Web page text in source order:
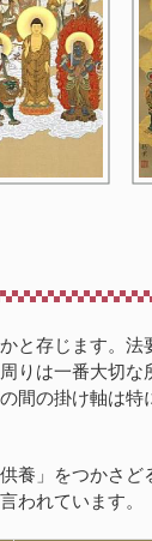
と存じます。法
りは一番大切な
間の掛け軸は特
養」をつかさど
われています。